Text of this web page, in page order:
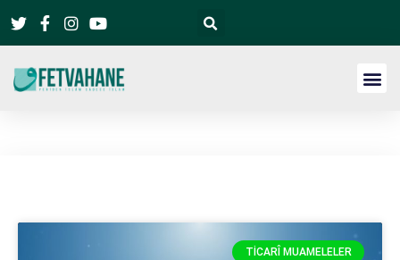
TICARÎ MUAMELELER